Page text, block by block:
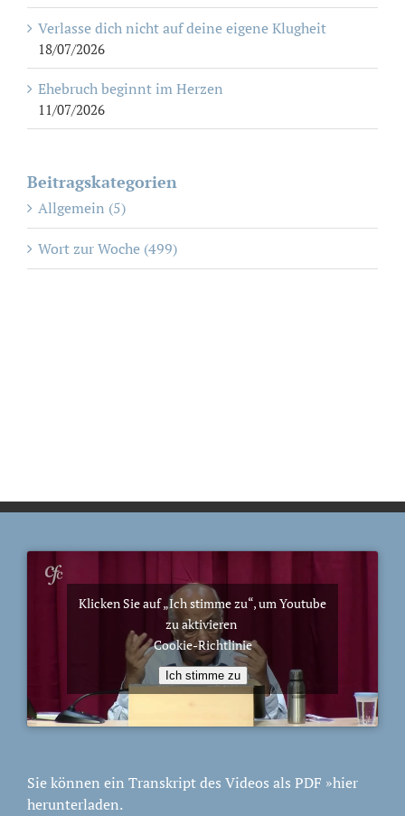
Verlasse dich nicht auf deine eigene Klugheit
18/07/2026
Ehebruch beginnt im Herzen
11/07/2026
Beitragskategorien
Allgemein (5)
Wort zur Woche (499)
Klicken Sie auf „Ich stimme zu“, um Youtube
zu aktivieren
Cookie-Richtlinie
Ich stimme zu
Sie können ein Transkript des Videos als PDF »hier
herunterladen.